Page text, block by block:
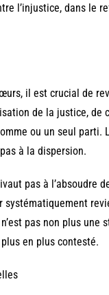
l’injustice, dans le
il est crucial de
de la justice,
ou un seul parti.
à la dispersion.
pas à l’absoudre
systématiquement
pas non plus une
en plus contesté.